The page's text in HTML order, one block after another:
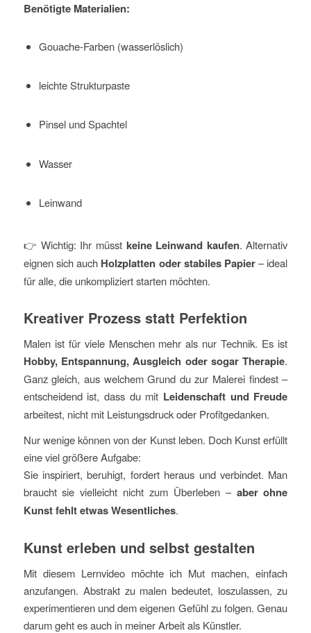
Benötigte Materialien:
Gouache-Farben (wasserlöslich)
leichte Strukturpaste
Pinsel und Spachtel
Wasser
Leinwand
👉 Wichtig: Ihr müsst keine Leinwand kaufen. Alternativ
eignen sich auch Holzplatten oder stabiles Papier– ideal
für alle, die unkompliziert starten möchten.
Kreativer Prozess statt Perfektion
Malen ist für viele Menschen mehr als nur Technik. Es ist
Hobby, Entspannung, Ausgleich oder sogar Therapie.
Ganz gleich, aus welchem Grund du zur Malerei findest –
entscheidend ist, dass du mit Leidenschaft und Freude
arbeitest, nicht mit Leistungsdruck oder Profitgedanken.
Nur wenige können von der Kunst leben. Doch Kunst erfüllt
eine viel größere Aufgabe:
Sie inspiriert, beruhigt, fordert heraus und verbindet. Man
braucht sie vielleicht nicht zum Überleben – aber ohne
Kunst fehlt etwas Wesentliches.
Kunst erleben und selbst gestalten
Mit diesem Lernvideo möchte ich Mut machen, einfach
anzufangen. Abstrakt zu malen bedeutet, loszulassen, zu
experimentieren und dem eigenen Gefühl zu folgen. Genau
darum geht es auch in meiner Arbeit als Künstler.